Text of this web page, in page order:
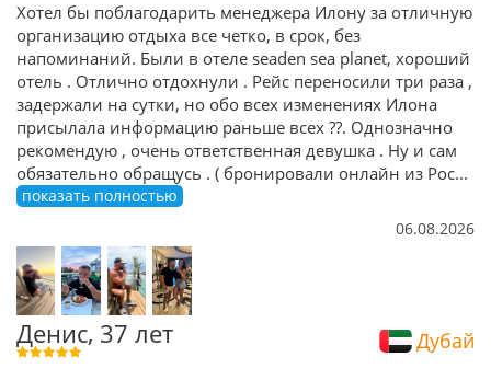
Хотел бы поблагодарить менеджера Илону за отличную
организацию отдыха все четко, в срок, без
напоминаний. Были в отеле seaden sea planet, хороший
отель . Отлично отдохнули . Рейс переносили три раза ,
задержали на сутки, но обо всех изменениях Илона
присылала информацию раньше всех ??. Однозначно
рекомендую , очень ответственная девушка . Ну и сам
обязательно обращусь . ( бронировали онлайн из Рос...
показать полностью
06.08.2026
Денис, 37 лет Дубай